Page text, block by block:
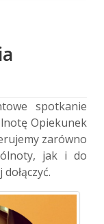
spotkanie
Opiekunek
zarówno
jak i do